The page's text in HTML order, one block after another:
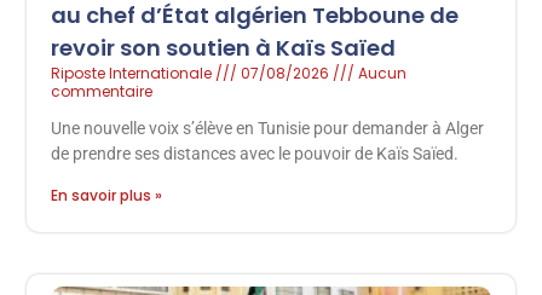
au chef d’État algérien Tebboune de
revoir son soutien à Kaïs Saïed
Riposte Internationale 07/08/2026
Aucun
commentaire
Une nouvelle voix s’élève en Tunisie pour demander à Alger
de prendre ses distances avec le pouvoir de Kaïs Saïed.
En savoir plus »